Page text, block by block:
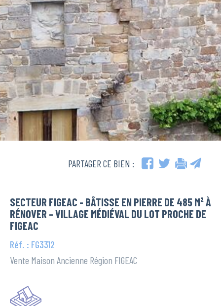
PARTAGER CE BIEN :
SECTEUR FIGEAC - BÂTISSE EN PIERRE DE 485 M² À
RÉNOVER – VILLAGE MÉDIÉVAL DU LOT PROCHE DE
FIGEAC
Réf. : FG3312
Vente Maison Ancienne Région FIGEAC